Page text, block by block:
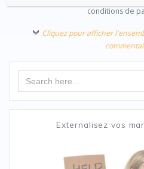
conditions de
Cliquez pour afficher
Externalisez vos